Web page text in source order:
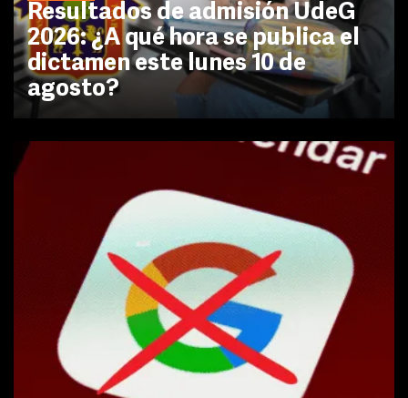
Resultados de admisión UdeG
2026: ¿A qué hora se publica el
dictamen este lunes 10 de
agosto?